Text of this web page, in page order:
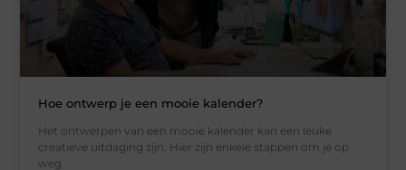
Hoe ontwerp je een mooie kalender?
Het ontwerpen van een mooie kalender kan een leuke
creatieve uitdaging zijn. Hier zijn enkele stappen om je op
weg